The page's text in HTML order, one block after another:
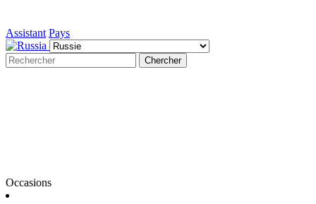
Assistant Pays
Chercher
Occasions